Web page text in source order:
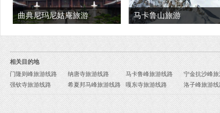
曲典尼玛尼姑庵旅游 马卡鲁山旅游
相关目的地
门隆则峰旅游线路
纳唐寺旅游线路 马卡鲁峰旅游线路
宁金抗沙峰
强钦寺旅游线路
希夏邦马峰旅游线路 嘎东寺旅游线路 洛子峰旅游